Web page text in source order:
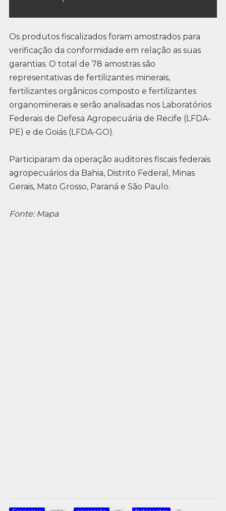
Os produtos fiscalizados foram amostrados para
verificação da conformidade em relação as suas
garantias. O total de 78 amostras são
representativas de fertilizantes minerais,
fertilizantes orgânicos composto e fertilizantes
organominerais e serão analisadas nos Laboratórios
Federais de Defesa Agropecuária de Recife (LFDA-
PE) e de Goiás (LFDA-GO).
Participaram da operação auditores fiscais federais
agropecuários da Bahia, Distrito Federal, Minas
Gerais, Mato Grosso, Paraná e São Paulo.
Fonte: Mapa